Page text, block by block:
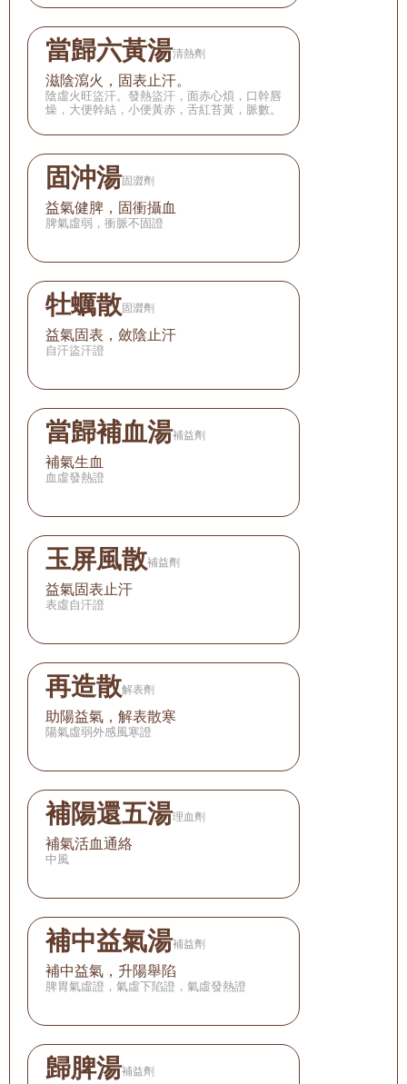
當歸六黃湯清熱劑
滋陰瀉火，固表止汗。
陰虛火旺盜汗。發熱盜汗，面赤心煩，口幹唇
燥，大便幹結，小便黃赤，舌紅苔黃，脈數。
固沖湯固澀劑
益氣健脾，固衝攝血
脾氣虛弱，衝脈不固證
牡蠣散固澀劑
益氣固表，斂陰止汗
自汗盜汗證
當歸補血湯補益劑
補氣生血
血虛發熱證
玉屏風散補益劑
益氣固表止汗
表虛自汗證
再造散解表劑
助陽益氣，解表散寒
陽氣虛弱外感風寒證
補陽還五湯理血劑
補氣活血通絡
中風
補中益氣湯補益劑
補中益氣，升陽舉陷
脾胃氣虛證，氣虛下陷證，氣虛發熱證
歸脾湯補益劑